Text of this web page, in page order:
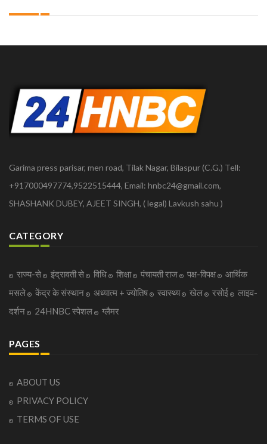
Garima press parisar, men road, Tilak Nagar, Bilaspur (C.G.) Tell:
+917000497774,9522515444, Email: hnbc24@gmail.com,
SHASHANK DUBEY, AJEET SINGH, ( legal) Lavkush sahu )
CATEGORY
राज्य-से इंद्रावती से विधि शिक्षा पंचायती राज पक्ष-विपक्ष
आर्थिक
मसले
केंद्र के संस्थान अध्यात्म + ज्योतिष स्वास्थ्य खेल रसोई
लाइव-
दर्शन
24HNBC स्पेशल ग्लैमर
PAGES
ABOUT US
PRIVACY POLICY
TERMS OF USE